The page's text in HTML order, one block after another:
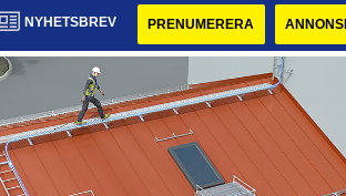
NYHETSBREV PRENUMERERA